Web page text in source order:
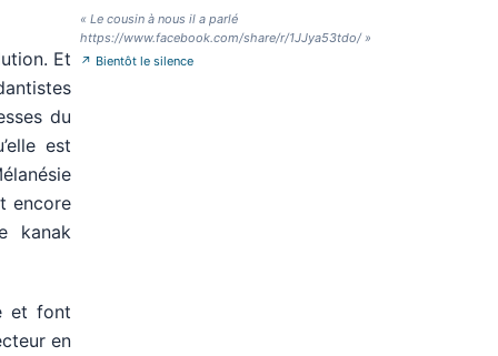
Et
du
est
encore
kanak
et font
en
« Le cousin à nous il a parlé
https://www.facebook.com/share/r/1JJya53tdo/»
↗ Bientôt le silence